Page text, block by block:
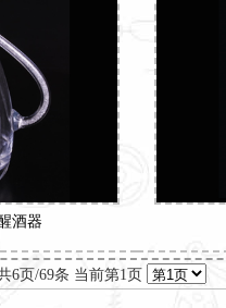
酒器
6页/69条 当前第1页